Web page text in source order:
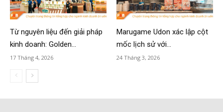
Từ nguyên liệu đến giải pháp
kinh doanh: Golden...
17 Tháng 4, 2026
Marugame Udon xác lập cột
mốc lịch sử với...
24 Tháng 3, 2026